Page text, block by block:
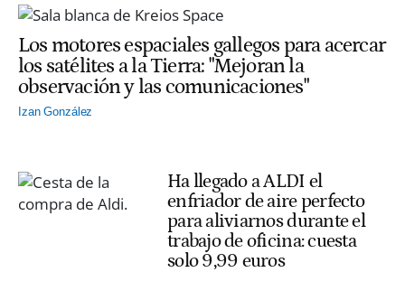
Los motores espaciales gallegos para acercar
los satélites a la Tierra: "Mejoran la
observación y las comunicaciones"
Izan González
Ha llegado a ALDI el
enfriador de aire perfecto
para aliviarnos durante el
trabajo de oficina: cuesta
solo 9,99 euros